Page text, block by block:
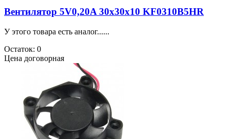
Вентилятор 5V0,20A 30х30х10 KF0310B5HR
У этого товара есть аналог......
Остаток: 0
Цена договорная